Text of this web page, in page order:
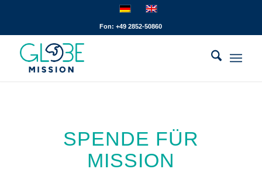
Fon: +49 2852-50860
SPENDE FÜR
MISSION